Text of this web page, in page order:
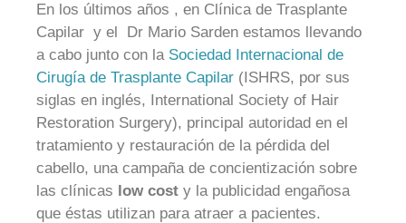
En los últimos años , en Clínica de Trasplante
Capilar y el Dr Mario Sarden estamos llevando
a cabo junto con la Sociedad Internacional de
Cirugía de Trasplante Capilar (ISHRS, por sus
siglas en inglés, International Society of Hair
Restoration Surgery), principal autoridad en el
tratamiento y restauración de la pérdida del
cabello, una campaña de concientización sobre
las clínicas low cost y la publicidad engañosa
que éstas utilizan para atraer a pacientes.